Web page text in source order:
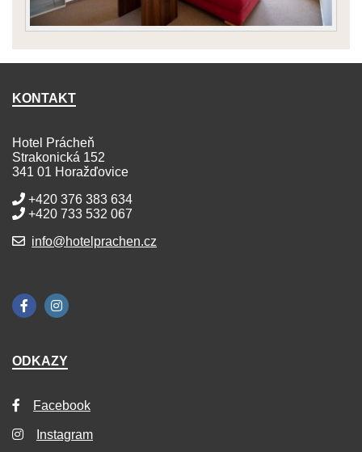
KONTAKT
Hotel Prácheň
Strakonická 152
341 01 Horažďovice
+420 376 383 634
+420 733 532 067
info@hotelprachen.cz
ODKAZY
Facebook
Instagram